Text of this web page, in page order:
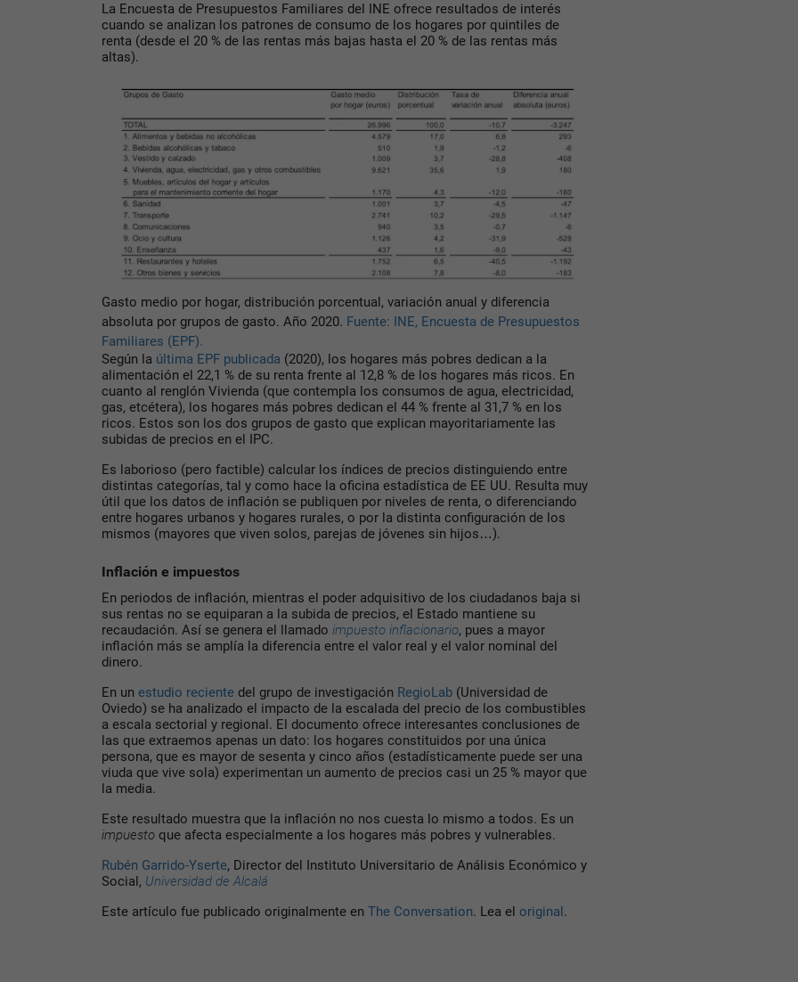
La Encuesta de Presupuestos Familiares del INE ofrece resultados de interés
cuando se analizan los patrones de consumo de los hogares por quintiles de
renta (desde el 20 % de las rentas más bajas hasta el 20 % de las rentas más
altas).
Gasto medio por hogar, distribución porcentual, variación anual y diferencia
absoluta por grupos de gasto. Año 2020. Fuente: INE, Encuesta de Presupuestos
Familiares (EPF).
Según la última EPF publicada (2020), los hogares más pobres dedican a la
alimentación el 22,1 % de su renta frente al 12,8 % de los hogares más ricos. En
cuanto al renglón Vivienda (que contempla los consumos de agua, electricidad,
gas, etcétera), los hogares más pobres dedican el 44 % frente al 31,7 % en los
ricos. Estos son los dos grupos de gasto que explican mayoritariamente las
subidas de precios en el IPC.
Es laborioso (pero factible) calcular los índices de precios distinguiendo entre
distintas categorías, tal y como hace la oficina estadística de EE UU. Resulta muy
útil que los datos de inflación se publiquen por niveles de renta, o diferenciando
entre hogares urbanos y hogares rurales, o por la distinta configuración de los
mismos (mayores que viven solos, parejas de jóvenes sin hijos…).
Inflación e impuestos
En periodos de inflación, mientras el poder adquisitivo de los ciudadanos baja si
sus rentas no se equiparan a la subida de precios, el Estado mantiene su
recaudación. Así se genera el llamado impuesto inflacionario, pues a mayor
inflación más se amplía la diferencia entre el valor real y el valor nominal del
dinero.
En un estudio reciente del grupo de investigación RegioLab (Universidad de
Oviedo) se ha analizado el impacto de la escalada del precio de los combustibles
a escala sectorial y regional. El documento ofrece interesantes conclusiones de
las que extraemos apenas un dato: los hogares constituidos por una única
persona, que es mayor de sesenta y cinco años (estadísticamente puede ser una
viuda que vive sola) experimentan un aumento de precios casi un 25 % mayor que
la media.
Este resultado muestra que la inflación no nos cuesta lo mismo a todos. Es un
impuesto que afecta especialmente a los hogares más pobres y vulnerables.
Rubén Garrido-Yserte, Director del Instituto Universitario de Análisis Económico y
Social, Universidad de Alcalá
Este artículo fue publicado originalmente en The Conversation. Lea el original.